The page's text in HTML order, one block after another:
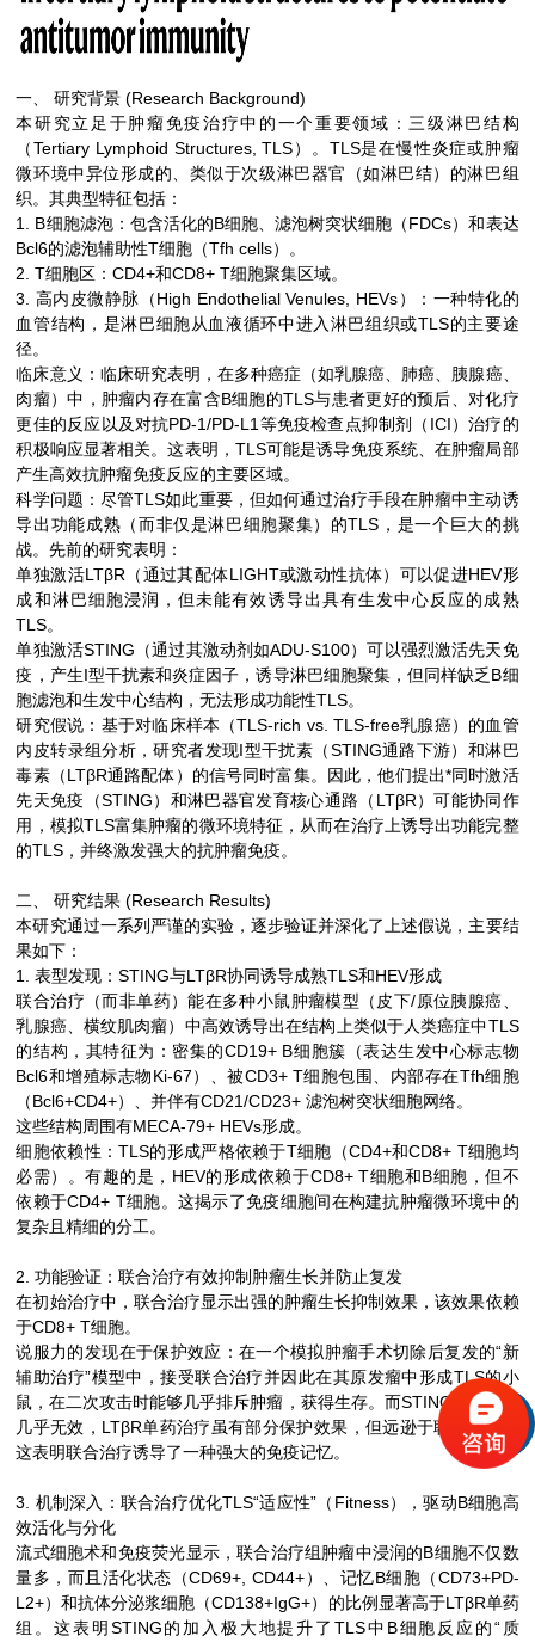
一、 研究背景 (Research Background)
本研究立足于肿瘤免疫治疗中的一个重要领域：三级淋巴结构
（Tertiary Lymphoid Structures, TLS）。TLS是在慢性炎症或肿瘤
微环境中异位形成的、类似于次级淋巴器官（如淋巴结）的淋巴组
织。其典型特征包括：
1. B细胞滤泡：包含活化的B细胞、滤泡树突状细胞（FDCs）和表达
Bcl6的滤泡辅助性T细胞（Tfh cells）。
2. T细胞区：CD4+和CD8+ T细胞聚集区域。
3. 高内皮微静脉（High Endothelial Venules, HEVs）：一种特化的
血管结构，是淋巴细胞从血液循环中进入淋巴组织或TLS的主要途
径。
临床意义：临床研究表明，在多种癌症（如乳腺癌、肺癌、胰腺癌、
肉瘤）中，肿瘤内存在富含B细胞的TLS与患者更好的预后、对化疗
更佳的反应以及对抗PD-1/PD-L1等免疫检查点抑制剂（ICI）治疗的
积极响应显著相关。这表明，TLS可能是诱导免疫系统、在肿瘤局部
产生高效抗肿瘤免疫反应的主要区域。
科学问题：尽管TLS如此重要，但如何通过治疗手段在肿瘤中主动诱
导出功能成熟（而非仅是淋巴细胞聚集）的TLS，是一个巨大的挑
战。先前的研究表明：
单独激活LTβR（通过其配体LIGHT或激动性抗体）可以促进HEV形
成和淋巴细胞浸润，但未能有效诱导出具有生发中心反应的成熟
TLS。
单独激活STING（通过其激动剂如ADU-S100）可以强烈激活先天免
疫，产生I型干扰素和炎症因子，诱导淋巴细胞聚集，但同样缺乏B细
胞滤泡和生发中心结构，无法形成功能性TLS。
研究假说：基于对临床样本（TLS-rich vs. TLS-free乳腺癌）的血管
内皮转录组分析，研究者发现I型干扰素（STING通路下游）和淋巴
毒素（LTβR通路配体）的信号同时富集。因此，他们提出*同时激活
先天免疫（STING）和淋巴器官发育核心通路（LTβR）可能协同作
用，模拟TLS富集肿瘤的微环境特征，从而在治疗上诱导出功能完整
的TLS，并终激发强大的抗肿瘤免疫。
二、 研究结果 (Research Results)
本研究通过一系列严谨的实验，逐步验证并深化了上述假说，主要结
果如下：
1. 表型发现：STING与LTβR协同诱导成熟TLS和HEV形成
联合治疗（而非单药）能在多种小鼠肿瘤模型（皮下/原位胰腺癌、
乳腺癌、横纹肌肉瘤）中高效诱导出在结构上类似于人类癌症中TLS
的结构，其特征为：密集的CD19+ B细胞簇（表达生发中心标志物
Bcl6和增殖标志物Ki-67）、被CD3+ T细胞包围、内部存在Tfh细胞
（Bcl6+CD4+）、并伴有CD21/CD23+ 滤泡树突状细胞网络。
这些结构周围有MECA-79+ HEVs形成。
细胞依赖性：TLS的形成严格依赖于T细胞（CD4+和CD8+ T细胞均
必需）。有趣的是，HEV的形成依赖于CD8+ T细胞和B细胞，但不
依赖于CD4+ T细胞。这揭示了免疫细胞间在构建抗肿瘤微环境中的
复杂且精细的分工。
2. 功能验证：联合治疗有效抑制肿瘤生长并防止复发
在初始治疗中，联合治疗显示出强的肿瘤生长抑制效果，该效果依赖
于CD8+ T细胞。
说服力的发现在于保护效应：在一个模拟肿瘤手术切除后复发的“新
辅助治疗”模型中，接受联合治疗并因此在其原发瘤中形成TLS的小
鼠，在二次攻击时能够几乎排斥肿瘤，获得生存。而STING单药治疗
几乎无效，LTβR单药治疗虽有部分保护效果，但远逊于联合治疗。
这表明联合治疗诱导了一种强大的免疫记忆。
3. 机制深入：联合治疗优化TLS“适应性”（Fitness），驱动B细胞高
效活化与分化
流式细胞术和免疫荧光显示，联合治疗组肿瘤中浸润的B细胞不仅数
量多，而且活化状态（CD69+, CD44+）、记忆B细胞（CD73+PD-
L2+）和抗体分泌浆细胞（CD138+IgG+）的比例显著高于LTβR单药
组。这表明STING的加入极大地提升了TLS中B细胞反应的“质